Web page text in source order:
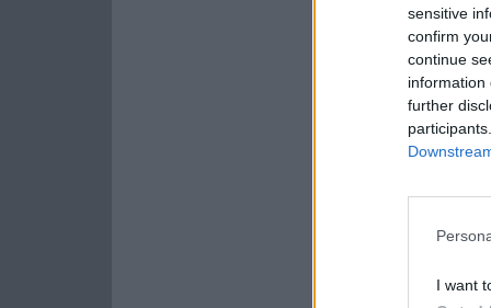
sensitive
confirm
continue
information
further
I want